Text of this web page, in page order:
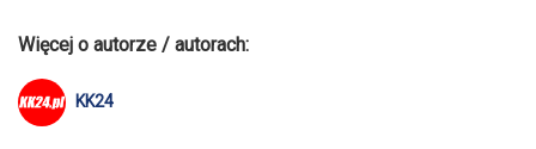
Więcej o autorze / autorach:
KK24